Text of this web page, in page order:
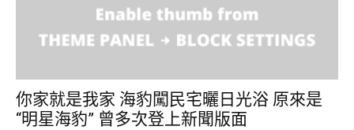
你家就是我家 海豹闖民宅曬日光浴 原來是
“明星海豹” 曾多次登上新聞版面